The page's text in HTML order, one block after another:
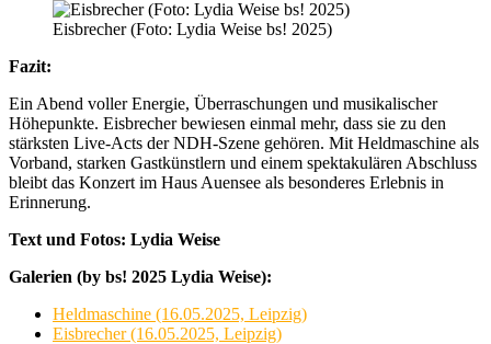
Eisbrecher (Foto: Lydia Weise bs! 2025)
Fazit:
Ein Abend voller Energie, Überraschungen und musikalischer
Höhepunkte. Eisbrecher bewiesen einmal mehr, dass sie zu den
stärksten Live-Acts der NDH-Szene gehören. Mit Heldmaschine als
Vorband, starken Gastkünstlern und einem spektakulären Abschluss
bleibt das Konzert im Haus Auensee als besonderes Erlebnis in
Erinnerung.
Text und Fotos: Lydia Weise
Galerien (by bs! 2025 Lydia Weise):
Heldmaschine (16.05.2025, Leipzig)
Eisbrecher (16.05.2025, Leipzig)